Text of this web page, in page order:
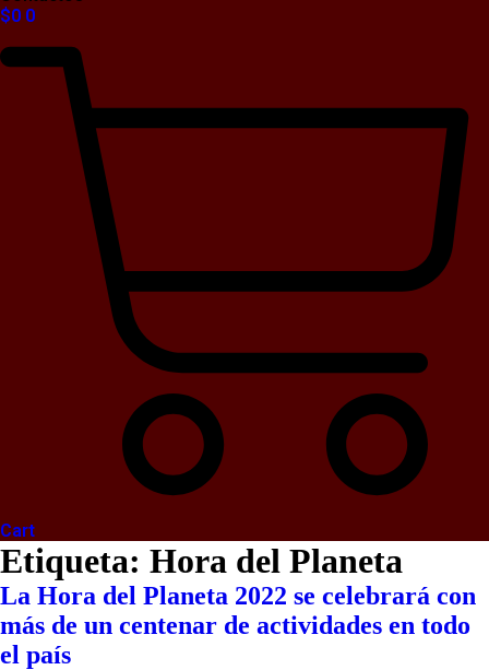
$0 0
Cart
Etiqueta: Hora del Planeta
La Hora del Planeta 2022 se celebrará con
más de un centenar de actividades en todo
el país